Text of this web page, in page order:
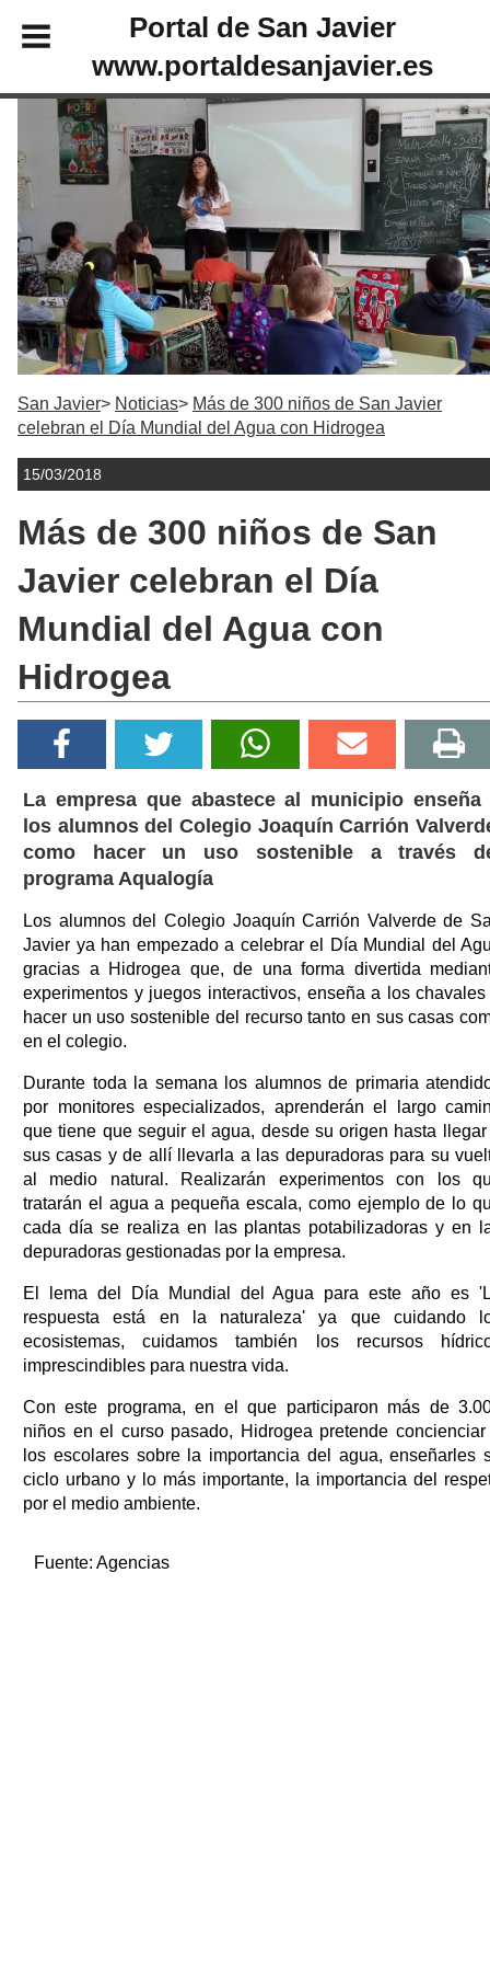
Portal de San Javier
www.portaldesanjavier.es
San Javier Noticias
Más de 300 niños de San Javier
celebran el Día Mundial del Agua con Hidrogea
15/03/2018
Más de 300 niños de San
Javier celebran el Día
Mundial del Agua con
Hidrogea
La empresa que abastece al municipio enseña
los alumnos del Colegio Joaquín Carrión
como hacer un uso sostenible a través
programa Aqualogía
Los alumnos del Colegio Joaquín Carrión Valverde de
Javier ya han empezado a celebrar el Día Mundial del
gracias a Hidrogea que, de una forma divertida
experimentos y juegos interactivos, enseña a los
hacer un uso sostenible del recurso tanto en sus casas
en el colegio.
Durante toda la semana los alumnos de primaria
por monitores especializados, aprenderán el largo
que tiene que seguir el agua, desde su origen hasta llegar
sus casas y de allí llevarla a las depuradoras para su
al medio natural. Realizarán experimentos con los
tratarán el agua a pequeña escala, como ejemplo de lo
cada día se realiza en las plantas potabilizadoras y en
depuradoras gestionadas por la empresa.
El lema del Día Mundial del Agua para este año es
respuesta está en la naturaleza' ya que cuidando
ecosistemas, cuidamos también los recursos
imprescindibles para nuestra vida.
Con este programa, en el que participaron más de
niños en el curso pasado, Hidrogea pretende concienciar
los escolares sobre la importancia del agua, enseñarles
ciclo urbano y lo más importante, la importancia del
por el medio ambiente.
Fuente: Agencias